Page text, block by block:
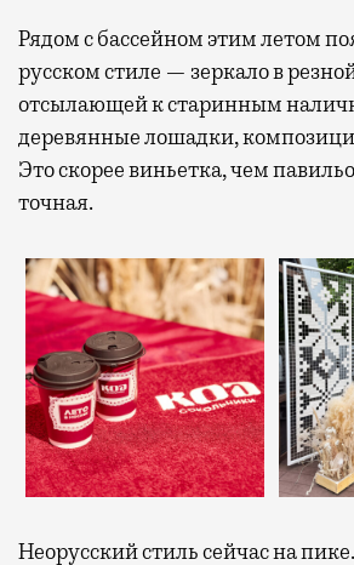
Рядом с бассейном этим летом
русском стиле — зеркало в
отсылающей к старинным
деревянные лошадки,
Это скорее виньетка, чем
точная.
Неорусский стиль сейчас на